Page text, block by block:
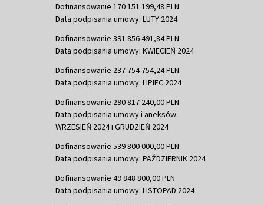
Dofinansowanie 170 151 199,48 PLN
Data podpisania umowy: LUTY 2024
Dofinansowanie 391 856 491,84 PLN
Data podpisania umowy: KWIECIEŃ 2024
Dofinansowanie 237 754 754,24 PLN
Data podpisania umowy: LIPIEC 2024
Dofinansowanie 290 817 240,00 PLN
Data podpisania umowy i aneksów:
WRZESIEŃ 2024 i GRUDZIEŃ 2024
Dofinansowanie 539 800 000,00 PLN
Data podpisania umowy: PAŹDZIERNIK 2024
Dofinansowanie 49 848 800,00 PLN
Data podpisania umowy: LISTOPAD 2024